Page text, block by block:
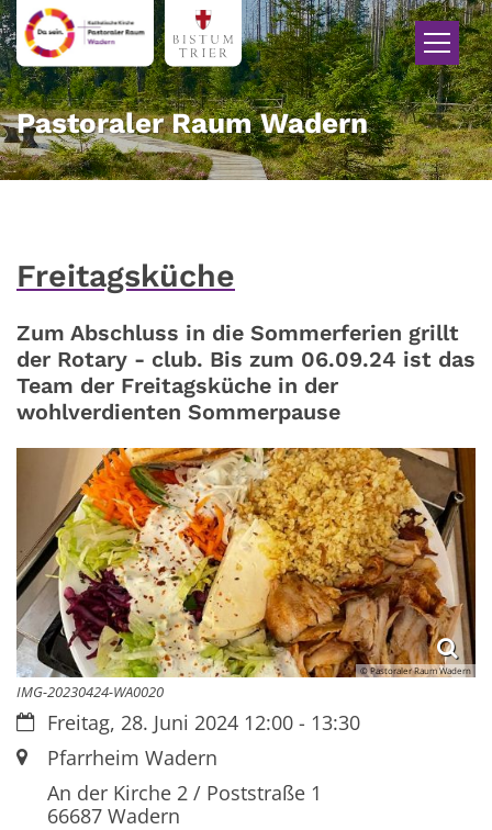
Zum Inhalt springen
Pastoraler Raum Wadern
Freitagsküche
Zum Abschluss in die Sommerferien grillt
der Rotary - club. Bis zum 06.09.24 ist das
Team der Freitagsküche in der
wohlverdienten Sommerpause
© Pastoraler Raum Wadern
IMG-20230424-WA0020
Datum:Freitag, 28. Juni 2024 12:00 - 13:30
Ort:Pfarrheim Wadern
An der Kirche 2 / Poststraße 1
66687Wadern